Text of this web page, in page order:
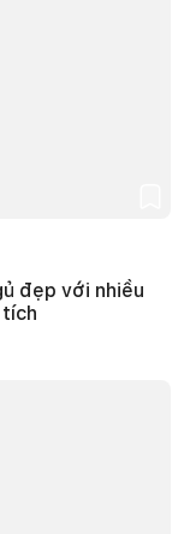
đẹp với nhiều